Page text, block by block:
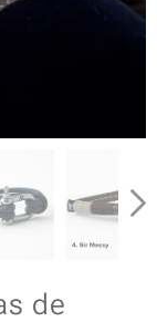
de